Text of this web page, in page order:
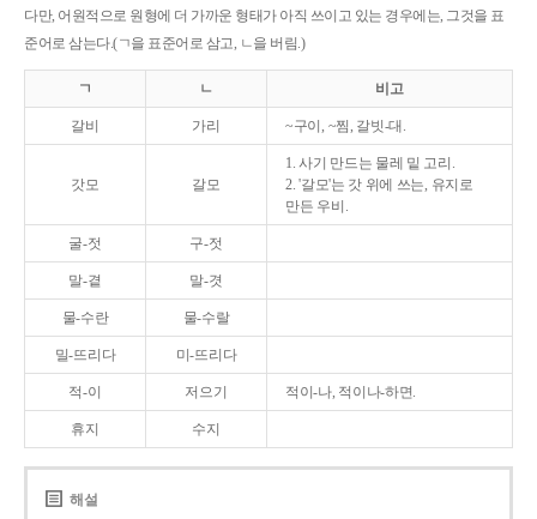
다만, 어원적으로 원형에 더 가까운 형태가 아직 쓰이고 있는 경우에는, 그것을 표
준어로 삼는다.(ㄱ을 표준어로 삼고, ㄴ을 버림.)
ㄱ ㄴ 비고
갈비 가리 ~구이, ~찜, 갈빗-대.
갓모 갈모
1. 사기 만드는 물레 밑 고리.
2. '갈모'는 갓 위에 쓰는, 유지로
만든 우비.
굴-젓 구-젓
말-곁 말-겻
물-수란 물-수랄
밀-뜨리다 미-뜨리다
적-이 저으기 적이-나, 적이나-하면.
휴지 수지
해설